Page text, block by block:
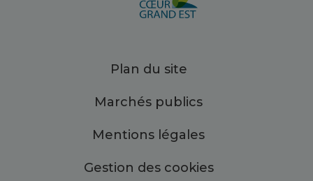
Plan du site
Marchés publics
Mentions légales
Gestion des cookies